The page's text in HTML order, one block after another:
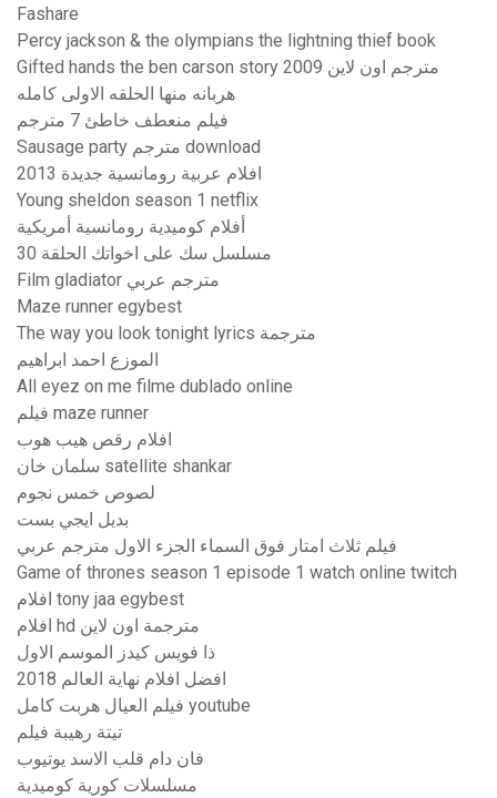
Fashare
Percy jackson & the olympians the lightning thief book
Gifted hands the ben carson story 2009 مترجم اون لاين
هربانه منها الحلقه الاولى كامله
فيلم منعطف خاطئ 7 مترجم
Sausage party مترجم download
افلام عربية رومانسية جديدة 2013
Young sheldon season 1 netflix
أفلام كوميدية رومانسية أمريكية
مسلسل سك على اخواتك الحلقة 30
Film gladiator مترجم عربي
Maze runner egybest
The way you look tonight lyrics مترجمة
الموزع احمد ابراهيم
All eyez on me filme dublado online
فيلم maze runner
افلام رقص هيب هوب
سلمان خان satellite shankar
لصوص خمس نجوم
بديل ايجي بست
فيلم ثلاث امتار فوق السماء الجزء الاول مترجم عربي
Game of thrones season 1 episode 1 watch online twitch
افلام tony jaa egybest
افلام hd مترجمة اون لاين
ذا فويس كيدز الموسم الاول
افضل افلام نهاية العالم 2018
فيلم العيال هربت كامل youtube
تيتة رهيبة فيلم
فان دام قلب الاسد يوتيوب
مسلسلات كورية كوميدية